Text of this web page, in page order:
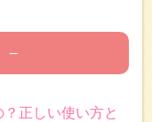
–
正しい使い方と